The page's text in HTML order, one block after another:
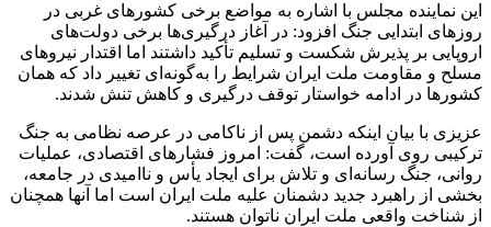
این نماینده مجلس با اشاره به مواضع برخی کشورهای غربی در
روزهای ابتدایی جنگ افزود: در آغاز درگیری‌ها برخی دولت‌های
اروپایی بر پذیرش شکست و تسلیم تأکید داشتند اما اقتدار نیروهای
مسلح و مقاومت ملت ایران شرایط را به‌گونه‌ای تغییر داد که همان
کشورها در ادامه خواستار توقف درگیری و کاهش تنش شدند.
عزیزی با بیان اینکه دشمن پس از ناکامی در عرصه نظامی به جنگ
ترکیبی روی آورده است، گفت: امروز فشارهای اقتصادی، عملیات
روانی، جنگ رسانه‌ای و تلاش برای ایجاد یأس و ناامیدی در جامعه،
بخشی از راهبرد جدید دشمنان علیه ملت ایران است اما آنها همچنان
از شناخت واقعی ملت ایران ناتوان هستند.